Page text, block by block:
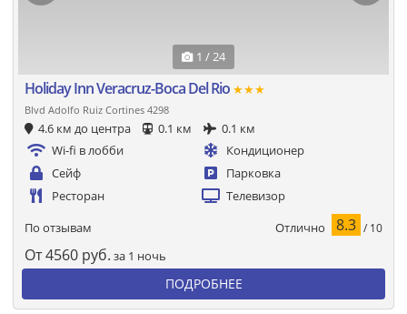
1 / 24
Holiday Inn Veracruz-Boca Del Rio ★★★
Blvd Adolfo Ruiz Cortines 4298
4.6 км до центра 0.1 км
0.1 км
Wi-fi в лобби
Кондиционер
Сейф
Парковка
Ресторан
Телевизор
По отзывам Отлично 8.3 / 10
От4560 руб. за 1 ночь
ПОДРОБНЕЕ